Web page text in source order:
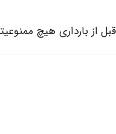
از بارداری هیچ